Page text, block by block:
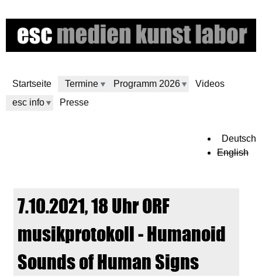
zum
Inhalt
Startseite Termine Programm 2026
Videos
esc info
Presse
m
Deutsch
English
7.10.2021, 18 Uhr ORF
musikprotokoll ‒ Humanoid
Sounds of Human Signs